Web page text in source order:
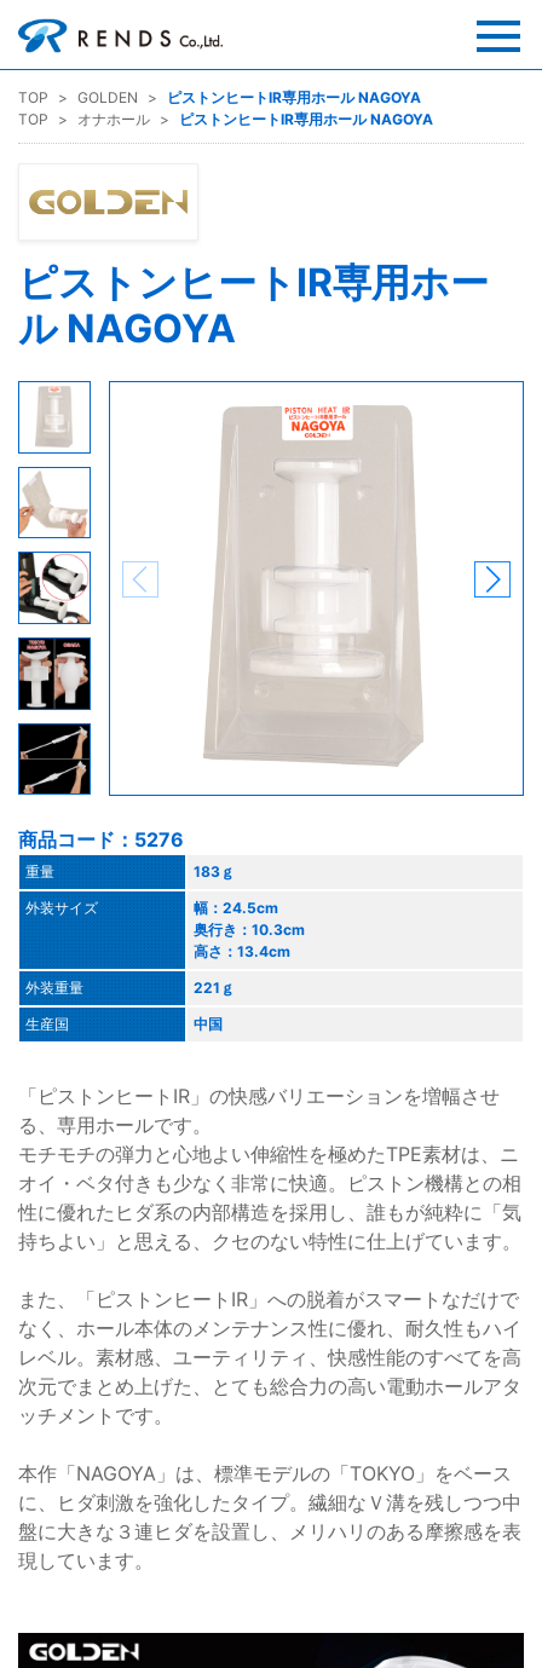
TOP GOLDEN
ピストンヒートIR専用ホール NAGOYA
TOP
オナホール ピストンヒートIR専用ホール NAGOYA
ピストンヒートIR専用ホー
ル NAGOYA
商品コード：5276
重量
183ｇ
外装サイズ
幅：24.5cm
奥行き：10.3cm
高さ：13.4cm
外装重量
221ｇ
生産国
中国
「ピストンヒートIR」の快感バリエーションを増幅させ
る、専用ホールです。
モチモチの弾力と心地よい伸縮性を極めたTPE素材は、ニ
オイ・ベタ付きも少なく非常に快適。ピストン機構との相
性に優れたヒダ系の内部構造を採用し、誰もが純粋に「気
持ちよい」と思える、クセのない特性に仕上げています。
また、「ピストンヒートIR」への脱着がスマートなだけで
なく、ホール本体のメンテナンス性に優れ、耐久性もハイ
レベル。素材感、ユーティリティ、快感性能のすべてを高
次元でまとめ上げた、とても総合力の高い電動ホールアタ
ッチメントです。
本作「NAGOYA」は、標準モデルの「TOKYO」をベース
に、ヒダ刺激を強化したタイプ。繊細なＶ溝を残しつつ中
盤に大きな３連ヒダを設置し、メリハリのある摩擦感を表
現しています。